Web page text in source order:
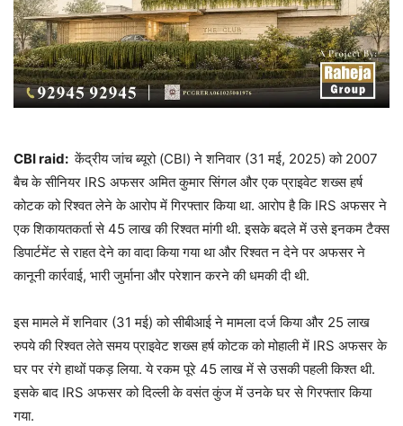
CBI raid: केंद्रीय जांच ब्यूरो (CBI) ने शनिवार (31 मई, 2025) को 2007
बैच के सीनियर IRS अफसर अमित कुमार सिंगल और एक प्राइवेट शख्स हर्ष
कोटक को रिश्वत लेने के आरोप में गिरफ्तार किया था. आरोप है कि IRS अफसर ने
एक शिकायतकर्ता से 45 लाख की रिश्वत मांगी थी. इसके बदले में उसे इनकम टैक्स
डिपार्टमेंट से राहत देने का वादा किया गया था और रिश्वत न देने पर अफसर ने
कानूनी कार्रवाई, भारी जुर्माना और परेशान करने की धमकी दी थी.
इस मामले में शनिवार (31 मई) को सीबीआई ने मामला दर्ज किया और 25 लाख
रुपये की रिश्वत लेते समय प्राइवेट शख्स हर्ष कोटक को मोहाली में IRS अफसर के
घर पर रंगे हाथों पकड़ लिया. ये रकम पूरे 45 लाख में से उसकी पहली किश्त थी.
इसके बाद IRS अफसर को दिल्ली के वसंत कुंज में उनके घर से गिरफ्तार किया
गया.